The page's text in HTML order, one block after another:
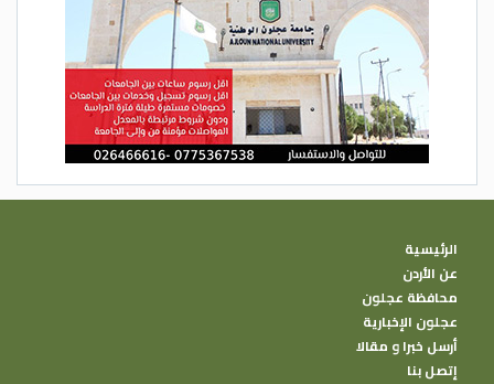
الرئيسية
عن الأردن
محافظة عجلون
عجلون الإخبارية
أرسل خبرا و مقالا
إتصل بنا